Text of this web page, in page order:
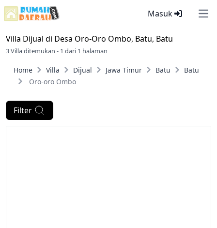
Masuk
Villa Dijual di Desa Oro-Oro Ombo, Batu, Batu
3 Villa ditemukan - 1 dari 1 halaman
Home Villa Dijual Jawa Timur Batu
Batu
Oro-oro Ombo
Filter